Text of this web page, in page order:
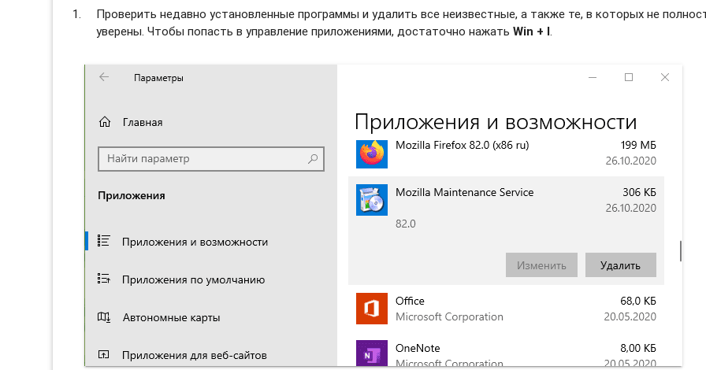
Проверить недавно установленные программы и удалить все неизвестные, а также те, в которых не
уверены. Чтобы попасть в управление приложениями, достаточно нажатьWin + I